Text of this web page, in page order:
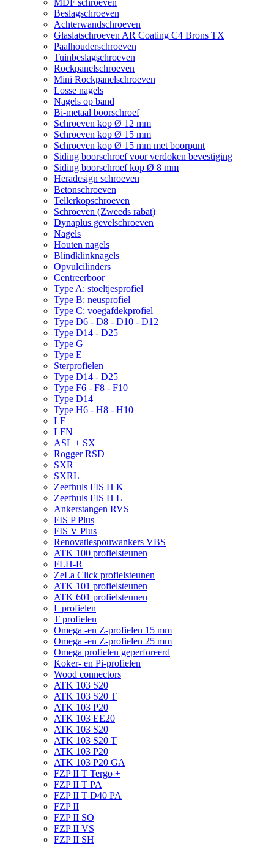
MDF schroeven
Beslagschroeven
Achterwandschroeven
Glaslatschroeven AR Coating C4 Brons TX
Paalhouderschroeven
Tuinbeslagschroeven
Rockpanelschroeven
Mini Rockpanelschroeven
Losse nagels
Nagels op band
Bi-metaal boorschroef
Schroeven kop Ø 12 mm
Schroeven kop Ø 15 mm
Schroeven kop Ø 15 mm met boorpunt
Siding boorschroef voor verdoken bevestiging
Siding boorschroef kop Ø 8 mm
Heradesign schroeven
Betonschroeven
Tellerkopschroeven
Schroeven (Zweeds rabat)
Dynaplus gevelschroeven
Nagels
Houten nagels
Blindklinknagels
Opvulcilinders
Centreerboor
Type A: stoeltjesprofiel
Type B: neusprofiel
Type C: voegafdekprofiel
Type D6 - D8 - D10 - D12
Type D14 - D25
Type G
Type E
Sterprofielen
Type D14 - D25
Type F6 - F8 - F10
Type D14
Type H6 - H8 - H10
LF
LFN
ASL + SX
Rogger RSD
SXR
SXRL
Zeefhuls FIS H K
Zeefhuls FIS H L
Ankerstangen RVS
FIS P Plus
FIS V Plus
Renovatiespouwankers VBS
ATK 100 profielsteunen
FLH-R
ZeLa Click profielsteunen
ATK 101 profielsteunen
ATK 601 profielsteunen
L profielen
T profielen
Omega -en Z-profielen 15 mm
Omega -en Z-profielen 25 mm
Omega profielen geperforeerd
Koker- en Pi-profielen
Wood connectors
ATK 103 S20
ATK 103 S20 T
ATK 103 P20
ATK 103 EE20
ATK 103 S20
ATK 103 S20 T
ATK 103 P20
ATK 103 P20 GA
FZP II T Tergo +
FZP II T PA
FZP II T D40 PA
FZP II
FZP II SO
FZP II VS
FZP II SH